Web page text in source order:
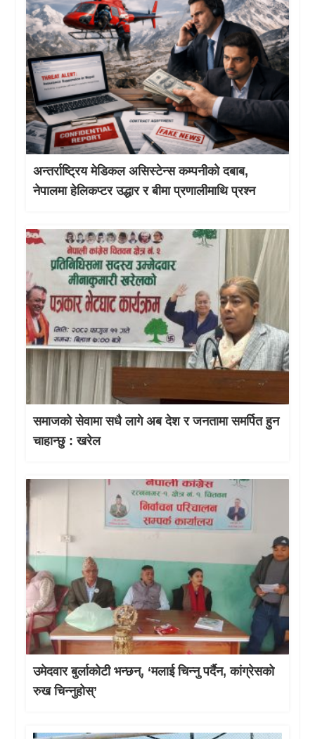
अन्तर्राष्ट्रिय मेडिकल असिस्टेन्स कम्पनीको दबाब,
नेपालमा हेलिकप्टर उद्धार र बीमा प्रणालीमाथि प्रश्न
समाजको सेवामा सधै लागे अब देश र जनतामा समर्पित हुन
चाहान्छु : खरेल
उमेदवार बुर्लाकोटी भन्छन्, ‘मलाई चिन्नु पर्दैन, कांग्रेसको
रुख चिन्नुहोस्’